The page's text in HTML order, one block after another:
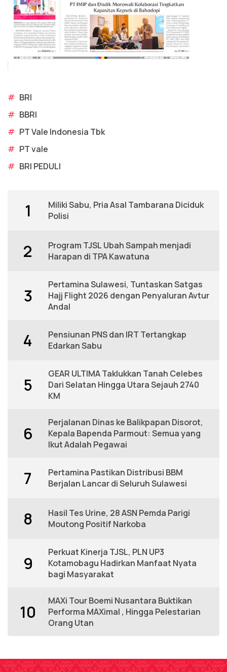
# BRI
# BBRI
# PT Vale Indonesia Tbk
# PT vale
# BRI PEDULI
1
Miliki Sabu, Pria Asal Tambarana Diciduk
Polisi
2
Program TJSL Ubah Sampah menjadi
Harapan di TPA Kawatuna
3
Pertamina Sulawesi, Tuntaskan Satgas
Hajj Flight 2026 dengan Penyaluran Avtur
Andal
4
Pensiunan PNS dan IRT Tertangkap
Edarkan Sabu
5
GEAR ULTIMA Taklukkan Tanah Celebes
Dari Selatan Hingga Utara Sejauh 2740
KM
6
Perjalanan Dinas ke Balikpapan Disorot,
Kepala Bapenda Parmout: Semua yang
Ikut Adalah Pegawai
7
Pertamina Pastikan Distribusi BBM
Berjalan Lancar di Seluruh Sulawesi
8
Hasil Tes Urine, 28 ASN Pemda Parigi
Moutong Positif Narkoba
9
Perkuat Kinerja TJSL, PLN UP3
Kotamobagu Hadirkan Manfaat Nyata
bagi Masyarakat
10
MAXi Tour Boemi Nusantara Buktikan
Performa MAXimal , Hingga Pelestarian
Orang Utan